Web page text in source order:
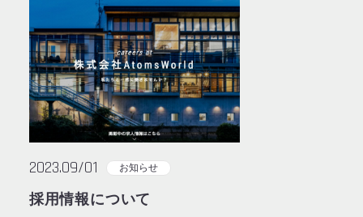
2023.09/01 お知らせ
採用情報について